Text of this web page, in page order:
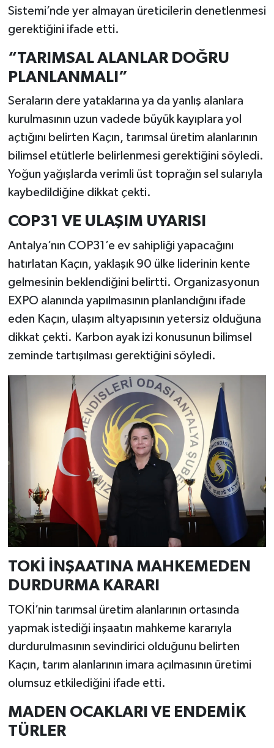
Sistemi’nde yer almayan üreticilerin denetlenmesi
gerektiğini ifade etti.
“TARIMSAL ALANLAR DOĞRU
PLANLANMALI”
Seraların dere yataklarına ya da yanlış alanlara
kurulmasının uzun vadede büyük kayıplara yol
açtığını belirten Kaçın, tarımsal üretim alanlarının
bilimsel etütlerle belirlenmesi gerektiğini söyledi.
Yoğun yağışlarda verimli üst toprağın sel sularıyla
kaybedildiğine dikkat çekti.
COP31 VE ULAŞIM UYARISI
Antalya’nın COP31’e ev sahipliği yapacağını
hatırlatan Kaçın, yaklaşık 90 ülke liderinin kente
gelmesinin beklendiğini belirtti. Organizasyonun
EXPO alanında yapılmasının planlandığını ifade
eden Kaçın, ulaşım altyapısının yetersiz olduğuna
dikkat çekti. Karbon ayak izi konusunun bilimsel
zeminde tartışılması gerektiğini söyledi.
TOKİ İNŞAATINA MAHKEMEDEN
DURDURMA KARARI
TOKİ’nin tarımsal üretim alanlarının ortasında
yapmak istediği inşaatın mahkeme kararıyla
durdurulmasının sevindirici olduğunu belirten
Kaçın, tarım alanlarının imara açılmasının üretimi
olumsuz etkilediğini ifade etti.
MADEN OCAKLARI VE ENDEMİK
TÜRLER